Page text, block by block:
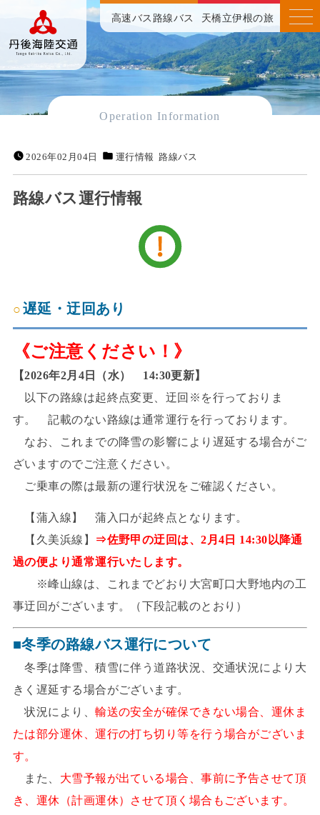
高速バス 路線バス 天橋立伊根の旅
Operation Information
2026年02月04日 運行情報 路線バス
路線バス運行情報
遅延・迂回あり
《ご注意ください！》
【2026年2月4日（水） 14:30更新】
以下の路線は起終点変更、迂回※を行っておりま
す。 記載のない路線は通常運行を行っております。
なお、これまでの降雪の影響により遅延する場合がご
ざいますのでご注意ください。
ご乗車の際は最新の運行状況をご確認ください。
【蒲入線】 蒲入口が起終点となります。
【久美浜線】
⇒佐野甲の迂回は、2月4日 14:30以降通
過の便より通常運行いたします。
※峰山線は、これまでどおり大宮町口大野地内の工
事迂回がございます。（下段記載のとおり）
■冬季の路線バス運行について
冬季は降雪、積雪に伴う道路状況、交通状況により大
きく遅延する場合がございます。
状況により、輸送の安全が確保できない場合、運休ま
たは部分運休、運行の打ち切り等を行う場合がございま
す。
また、 大雪予報が出ている場合、事前に予告させて頂
き、運休（計画運休）させて頂く場合もございます。